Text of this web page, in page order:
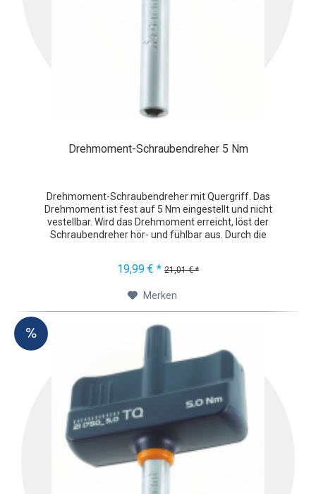
Drehmoment-Schraubendreher 5 Nm
Drehmoment-Schraubendreher mit Quergriff. Das
Drehmoment ist fest auf 5 Nm eingestellt und nicht
vestellbar. Wird das Drehmoment erreicht, löst der
Schraubendreher hör- und fühlbar aus. Durch die
19,99 € * 21,01 € *
Merken